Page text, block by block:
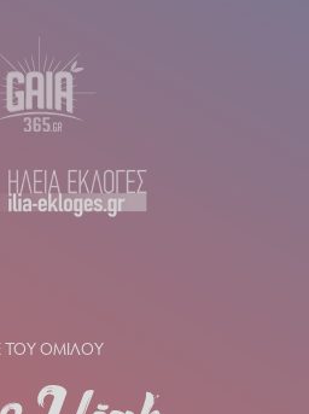
ΤΟΥ ΟΜΙΛΟΥ